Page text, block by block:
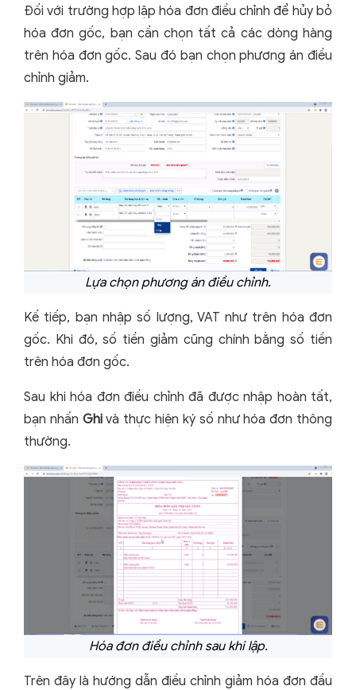
Đối với trường hợp lập hóa đơn điều chỉnh để hủy bỏ
hóa đơn gốc, bạn cần chọn tất cả các dòng hàng
trên hóa đơn gốc. Sau đó bạn chọn phương án điều
chỉnh giảm.
Lựa chọn phương án điều chỉnh.
Kế tiếp, bạn nhập số lượng, VAT như trên hóa đơn
gốc. Khi đó, số tiền giảm cũng chính bằng số tiền
trên hóa đơn gốc.
Sau khi hóa đơn điều chỉnh đã được nhập hoàn tất,
bạn nhấn Ghivà thực hiện ký số như hóa đơn thông
thường.
Hóa đơn điều chỉnh sau khi lập.
Trên đây là hướng dẫn điều chỉnh giảm hóa đơn đầu